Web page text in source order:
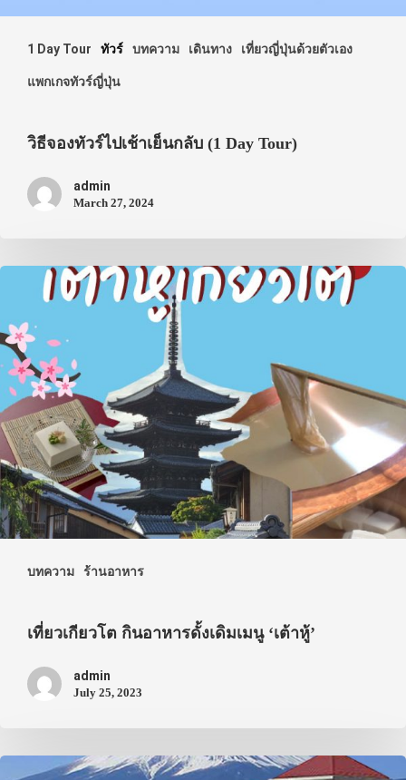
1 Day Tour ทัวร์ บทความ เดินทาง เที่ยวญี่ปุ่นด้วยตัวเอง
แพกเกจทัวร์ญี่ปุ่น
วิธีจองทัวร์ไปเช้าเย็นกลับ (1 Day Tour)
admin
March 27, 2024
บทความ ร้านอาหาร
เที่ยวเกียวโต กินอาหารดั้งเดิมเมนู ‘เต้าหู้’
admin
July 25, 2023